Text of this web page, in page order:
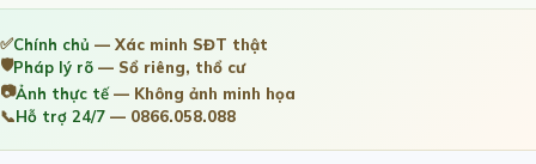
✅Chính chủ — Xác minh SĐT thật
🛡️Pháp lý rõ — Sổ riêng, thổ cư
📷Ảnh thực tế— Không ảnh minh họa
📞Hỗ trợ 24/7 — 0866.058.088